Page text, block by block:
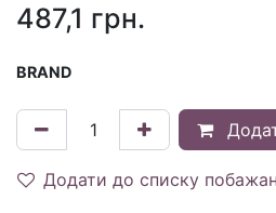
487,1 грн.
BRAND
Додати до списку